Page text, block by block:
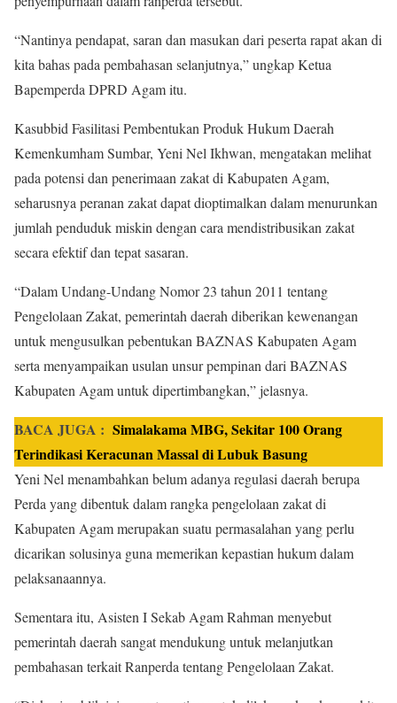
“Nantinya pendapat, saran dan masukan dari peserta rapat akan di
kita bahas pada pembahasan selanjutnya,” ungkap Ketua
Bapemperda DPRD Agam itu.
Kasubbid Fasilitasi Pembentukan Produk Hukum Daerah
Kemenkumham Sumbar, Yeni Nel Ikhwan, mengatakan melihat
pada potensi dan penerimaan zakat di Kabupaten Agam,
seharusnya peranan zakat dapat dioptimalkan dalam menurunkan
jumlah penduduk miskin dengan cara mendistribusikan zakat
secara efektif dan tepat sasaran.
“Dalam Undang-Undang Nomor 23 tahun 2011 tentang
Pengelolaan Zakat, pemerintah daerah diberikan kewenangan
untuk mengusulkan pebentukan BAZNAS Kabupaten Agam
serta menyampaikan usulan unsur pempinan dari BAZNAS
Kabupaten Agam untuk dipertimbangkan,” jelasnya.
BACA JUGA : Simalakama MBG, Sekitar 100 Orang
Terindikasi Keracunan Massal di Lubuk Basung
Yeni Nel menambahkan belum adanya regulasi daerah berupa
Perda yang dibentuk dalam rangka pengelolaan zakat di
Kabupaten Agam merupakan suatu permasalahan yang perlu
dicarikan solusinya guna memerikan kepastian hukum dalam
pelaksanaannya.
Sementara itu, Asisten I Sekab Agam Rahman menyebut
pemerintah daerah sangat mendukung untuk melanjutkan
pembahasan terkait Ranperda tentang Pengelolaan Zakat.